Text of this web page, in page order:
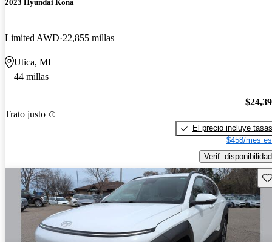
2023 Hyundai Kona
Limited AWD 22,855 millas
Utica, MI
44 millas
Trato justo
El precio incluye tasas
$458/mes
Verif. disponibilidad